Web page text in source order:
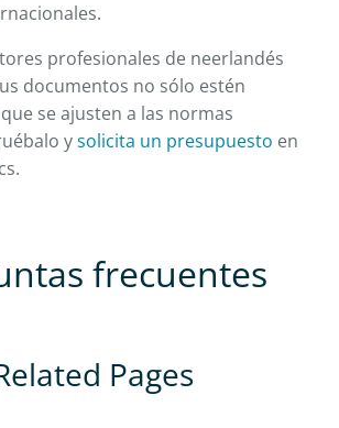
profesionales de neerlandés
documentos no sólo estén
se ajusten a las normas
ysolicita un presupuesto en
frecuentes
Pages